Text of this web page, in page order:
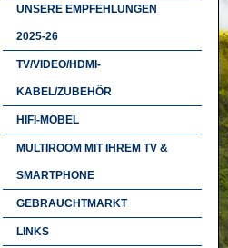
UNSERE EMPFEHLUNGEN
2025-26
TV/VIDEO/HDMI-
KABEL/ZUBEHÖR
HIFI-MÖBEL
MULTIROOM MIT IHREM TV &
SMARTPHONE
GEBRAUCHTMARKT
LINKS